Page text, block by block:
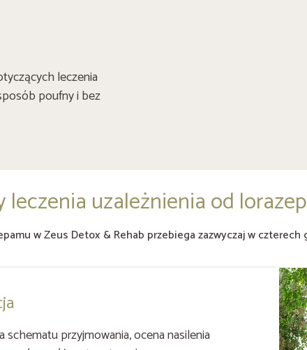
leczenia
poufny i bez
leczenia uzależnienia od
w Zeus Detox & Rehab przebiega zazwyczaj w
schematu przyjmowania, ocena nasilenia